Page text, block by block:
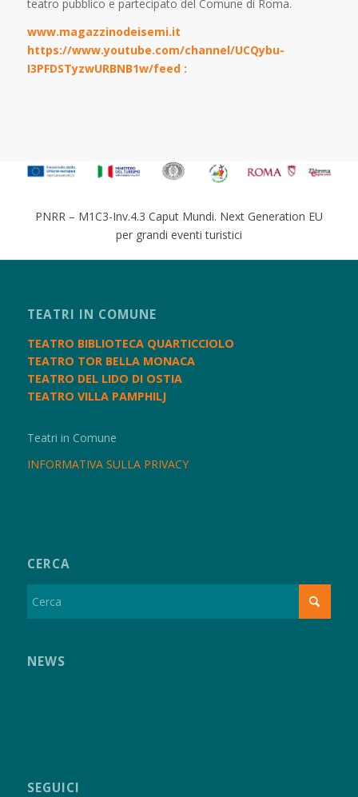
teatro pubblico e partecipato del Comune di Roma.
www.magazzinodeisemi.it
https://www.youtube.com/channel/UCQybu-
I3PFDSTyzwURBNB1w/feed :
PNRR – M1C3-Inv.4.3 Caput Mundi. Next Generation EU
per grandi eventi turistici
TEATRI IN COMUNE
TEATRO BIBLIOTECA QUARTICCIOLO
TEATRO TOR BELLA MONACA
TEATRO DEL LIDO DI OSTIA
TEATRO VILLA PAMPHILJ
Teatri in Comune
INFORMATIVA SULLA PRIVACY
CERCA
NEWS
SEGUICI